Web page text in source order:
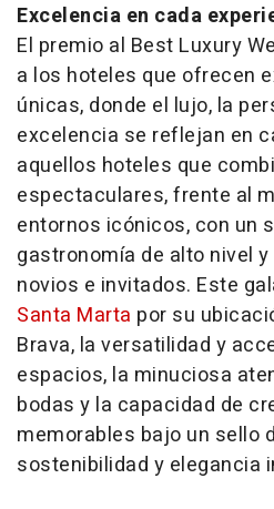
Excelencia en cada
El premio al Best Luxury
a los hoteles que ofrecen
únicas, donde el lujo, la
excelencia se reflejan en
aquellos hoteles que
espectaculares, frente al
entornos icónicos, con un
gastronomía de alto nivel
novios e invitados. Este
Santa Marta por su
Brava, la versatilidad y
espacios, la minuciosa
bodas y la capacidad de
memorables bajo un sello
sostenibilidad y elegancia